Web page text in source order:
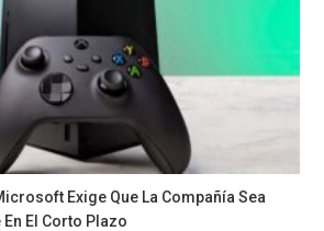
Exige Que La Compañía Sea
El Corto Plazo